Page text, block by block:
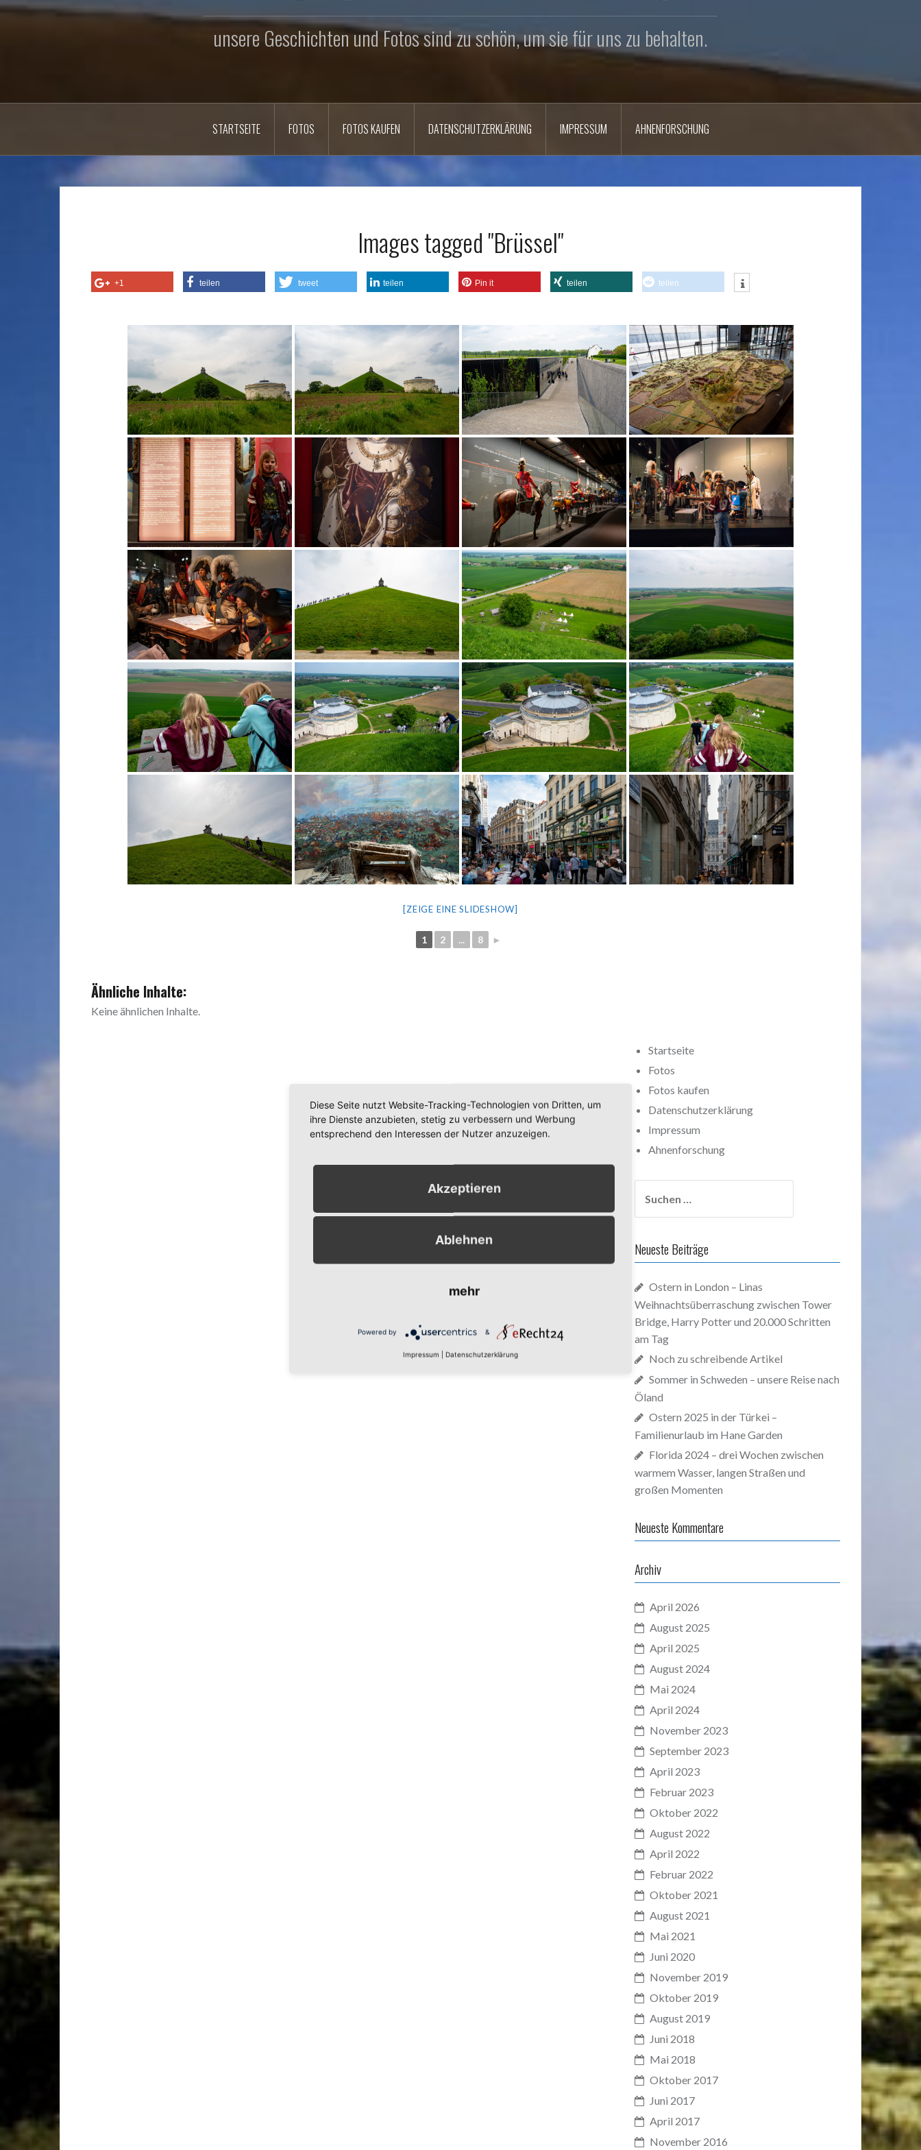
unsere Geschichten und Fotos sind zu schön, um sie für uns zu behalten.
STARTSEITE FOTOS FOTOS KAUFEN DATENSCHUTZERKLÄRUNG IMPRESSUM AHNENFORSCHUNG
Images tagged "Brüssel"
+1 teilen tweet teilen Pin it teilen teilen
[ZEIGE EINE SLIDESHOW]
1 2 ... 8 ►
Ähnliche Inhalte:
Keine ähnlichen Inhalte.
Startseite
Fotos
Fotos kaufen
Datenschutzerklärung
Impressum
Ahnenforschung
nach:
Neueste Beiträge
Ostern in London – Linas
Weihnachtsüberraschung zwischen Tower
Bridge, Harry Potter und 20.000 Schritten
am Tag
Noch zu schreibende Artikel
Sommer in Schweden – unsere Reise nach
Öland
Ostern 2025 in der Türkei –
Familienurlaub im Hane Garden
Florida 2024 – drei Wochen zwischen
warmem Wasser, langen Straßen und
großen Momenten
Neueste Kommentare
Archiv
April 2026
August 2025
April 2025
August 2024
Mai 2024
April 2024
November 2023
September 2023
April 2023
Februar 2023
Oktober 2022
August 2022
April 2022
Februar 2022
Oktober 2021
August 2021
Mai 2021
Juni 2020
November 2019
Oktober 2019
August 2019
Juni 2018
Mai 2018
Oktober 2017
Juni 2017
April 2017
November 2016
Diese Seite nutzt Website-Tracking-Technologien von Dritten, um
ihre Dienste anzubieten, stetig zu verbessern und Werbung
entsprechend den Interessen der Nutzer anzuzeigen.
Akzeptieren
Ablehnen
mehr
Powered by &
Impressum Datenschutzerklärung